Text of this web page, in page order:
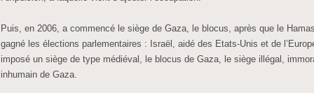
Puis, en 2006, a commencé le siège de Gaza, le blocus, après que le
gagné les élections parlementaires : Israël, aidé des Etats-Unis et de
imposé un siège de type médiéval, le blocus de Gaza, le siège illégal,
inhumain de Gaza.